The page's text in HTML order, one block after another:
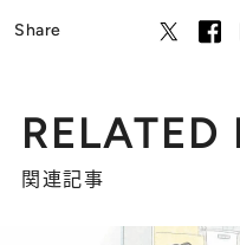
Share
RELATED
関連記事